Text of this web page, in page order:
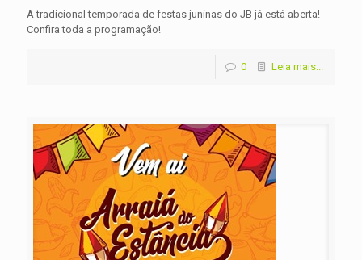
A tradicional temporada de festas juninas do JB já está aberta!
Confira toda a programação!
0 Leia mais...